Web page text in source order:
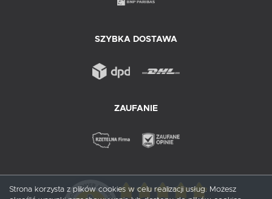
SZYBKA DOSTAWA
ZAUFANIE
Strona korzysta z plików cookies w celu realizacji usług. Możesz